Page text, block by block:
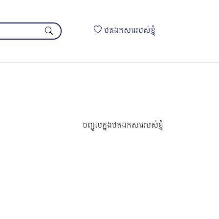
ថតឯកសាររបស់ខ្ញុំ
បញ្ចូលក្នុងថតឯកសាររបស់ខ្ញុំ